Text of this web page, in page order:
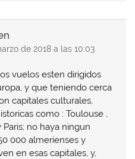
de 2018 a las 10:03
vuelos esten dirigidos
y que teniendo cerca
capitales culturales,
como : Toulouse ,
no haya ningun
000 almerienses y
en esas capitales, y,